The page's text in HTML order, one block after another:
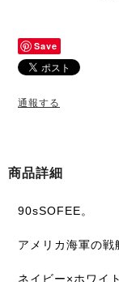
Save
通報する
商品詳細
90sSOFEE。
アメリカ海軍の戦
ネイビー×ホワイ